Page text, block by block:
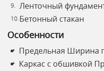
Ленточный
Бетонный стакан
Особенности
Предельная Ширина
Каркас с обшивкой